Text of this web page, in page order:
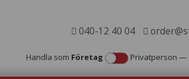
040-12 40 04
Handla som Företag Privatperson —